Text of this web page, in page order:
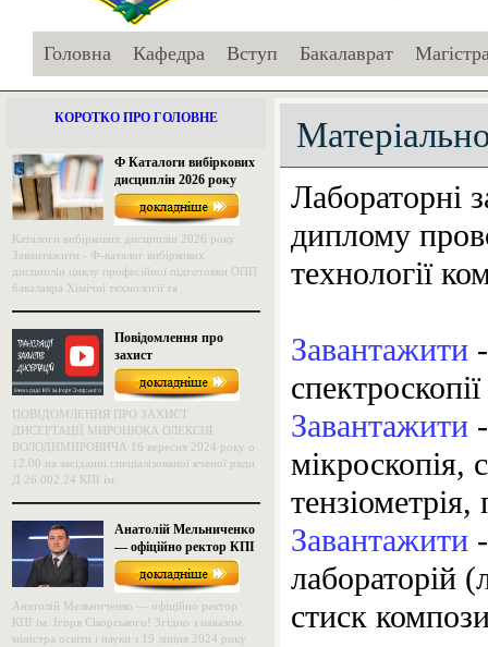
Головна Кафедра Вступ Бакалаврат
КОРОТКО ПРО ГОЛОВНЕ
Ф Каталоги вибіркових
дисциплін 2026 року
Каталоги вибіркових дисциплін 2026 року
Завантажити - Ф-каталог вибіркових
дисциплін циклу професійної підготовки ОПП
бакалавра Хімічні технології та
Повідомлення про
захист
ПОВІДОМЛЕННЯ ПРО ЗАХИСТ
ДИСЕРТАЦІЇ МИРОНЮКА ОЛЕКСІЯ
ВОЛОДИМИРОВИЧА 16 вересня 2024 року о
12.00 на засіданні спеціалізованої вченої ради
Д 26.002.24 КПІ ім.
Анатолій Мельниченко
— офіційно ректор КПІ
ім. Ігоря Сікорського!
Анатолій Мельниченко — офіційно ректор
КПІ ім. Ігоря Сікорського! Згідно з наказом
міністра освіти і науки з 19 липня 2024 року
Лабораторні
диплому
технології
Завантажити
Завантажити
мікроскопія,
Завантажити
лабораторій
стиск